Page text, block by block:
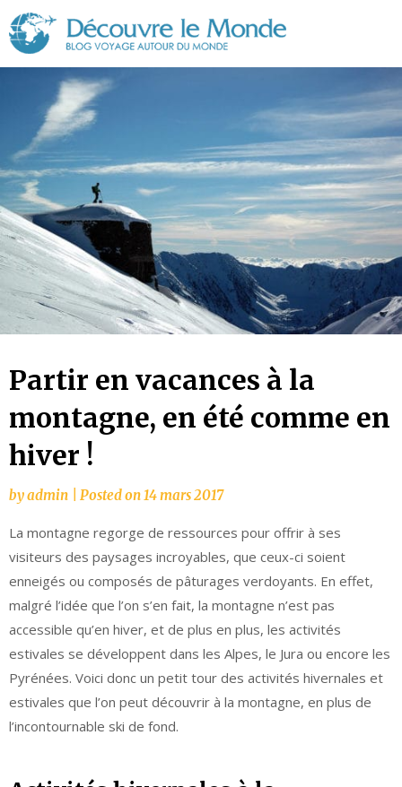
Monde
Partir en vacances à la
montagne, en été comme en
hiver !
byadmin Posted on14 mars 2017
La montagne regorge de ressources pour offrir à ses
visiteurs des paysages incroyables, que ceux-ci soient
enneigés ou composés de pâturages verdoyants. En effet,
malgré l’idée que l’on s’en fait, la montagne n’est pas
accessible qu’en hiver, et de plus en plus, les activités
estivales se développent dans les Alpes, le Jura ou encore les
Pyrénées. Voici donc un petit tour des activités hivernales et
estivales que l’on peut découvrir à la montagne, en plus de
l’incontournable ski de fond.